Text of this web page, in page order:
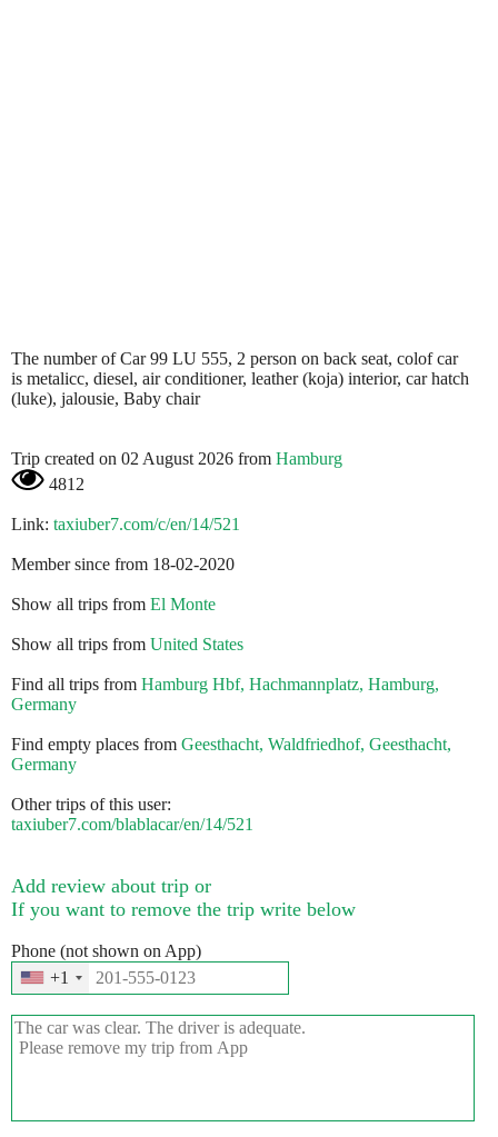
The number of Car 99 LU 555, 2 person on back seat, colof car
is metalicc, diesel, air conditioner, leather (koja) interior, car hatch
(luke), jalousie, Baby chair
Trip created on 02 August 2026 from Hamburg
4812
Link: taxiuber7.com/c/en/14/521
Member since from 18-02-2020
Show all trips from El Monte
Show all trips from United States
Find all trips from Hamburg Hbf, Hachmannplatz, Hamburg,
Germany
Find empty places from Geesthacht, Waldfriedhof, Geesthacht,
Germany
Other trips of this user:
taxiuber7.com/blablacar/en/14/521
Add review about trip or
If you want to remove the trip write below
Phone (not shown on App)
+1